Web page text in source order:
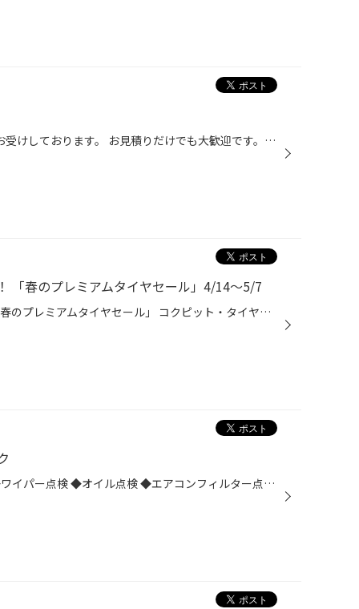
車検前の点検も タイヤ館 長崎 でお受けしております。 お見積りだけでも大歓迎です。 定期点検で安心安全・安心チェック！ お気軽にお問い合わせください。 ☆☆☆☆☆☆☆☆☆☆☆☆☆☆☆☆☆☆☆ 商品、お取り付け、作業日時、時間 等のご相談は ↓↓↓ ” こちら ” ← メールお問い合わせフォーム お気軽にお問い合わせ...
「春のプレミアムタイヤセール」4/14～5/7
ご好評につき、追加開催決定！ 「春のプレミアムタイヤセール」 コクピット・タイヤ館のアプリダウンロード、タイヤ館公式LINEお友だち追加頂いた方全員に ブリヂストンのタイヤ割引クーポンをプレゼント！ ブリヂストンのタイヤが最大15,000円引きに！ プレミアムタイヤをお得にご購入頂けるチャン...
タイヤ館の安全・安心チェック ◆ワイパー点検 ◆オイル点検 ◆エアコンフィルター点検 ◆バッテリー点検 ◆ハブのサビ点検 ◆ヘッドライトくもり点検 GWも近づいてきました。 ドライブや旅行でお出かけの方もいらっしゃると思います。 お出かけ前にはぜひ点検をしましょう♪ エアチェックのみのご来店も可...